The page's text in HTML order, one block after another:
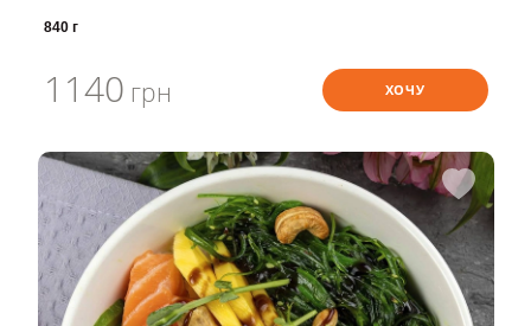
840 г
1140 грн ХОЧУ